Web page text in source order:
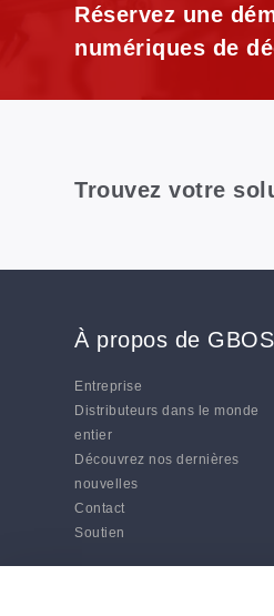
Réservez une
numériques de
Trouvez votre
À propos de GBOS
Entreprise
Distributeurs dans le monde
entier
Découvrez nos dernières
nouvelles
Contact
Soutien